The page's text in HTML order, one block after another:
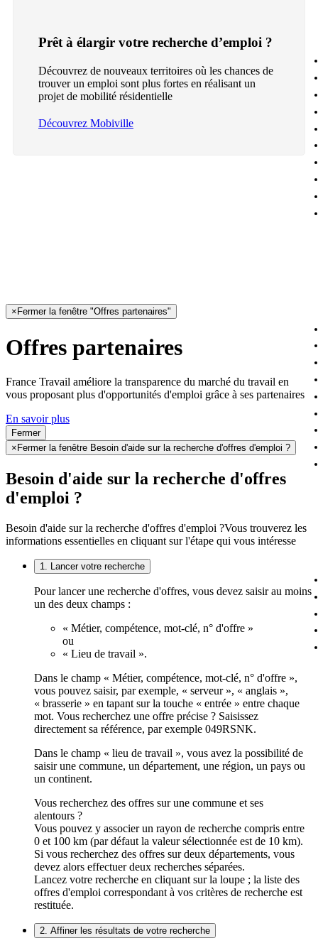
Prêt à élargir votre recherche d’emploi ?
Découvrez de nouveaux territoires où les chances de
trouver un emploi sont plus fortes en réalisant un
projet de mobilité résidentielle
Découvrez Mobiville
× Fermer la fenêtre "Offres partenaires"
Offres partenaires
France Travail améliore la transparence du marché du travail en
vous proposant plus d'opportunités d'emploi grâce à ses partenaires
En savoir plus
Fermer
× Fermer la fenêtre Besoin d'aide sur la recherche d'offres d'emploi ?
Besoin d'aide sur la recherche d'offres
d'emploi ?
Besoin d'aide sur la recherche d'offres d'emploi ?Vous trouverez les
informations essentielles en cliquant sur l'étape qui vous intéresse
1. Lancer votre recherche
Pour lancer une recherche d'offres, vous devez saisir au moins
un des deux champs :
« Métier, compétence, mot-clé, n° d'offre »
ou
« Lieu de travail ».
Dans le champ « Métier, compétence, mot-clé, n° d'offre »,
vous pouvez saisir, par exemple, « serveur », « anglais »,
« brasserie » en tapant sur la touche « entrée » entre chaque
mot. Vous recherchez une offre précise ? Saisissez
directement sa référence, par exemple 049RSNK.
Dans le champ « lieu de travail », vous avez la possibilité de
saisir une commune, un département, une région, un pays ou
un continent.
Vous recherchez des offres sur une commune et ses
alentours ?
Vous pouvez y associer un rayon de recherche compris entre
0 et 100 km (par défaut la valeur sélectionnée est de 10 km).
Si vous recherchez des offres sur deux départements, vous
devez alors effectuer deux recherches séparées.
Lancez votre recherche en cliquant sur la loupe ; la liste des
offres d'emploi correspondant à vos critères de recherche est
restituée.
2. Affiner les résultats de votre recherche